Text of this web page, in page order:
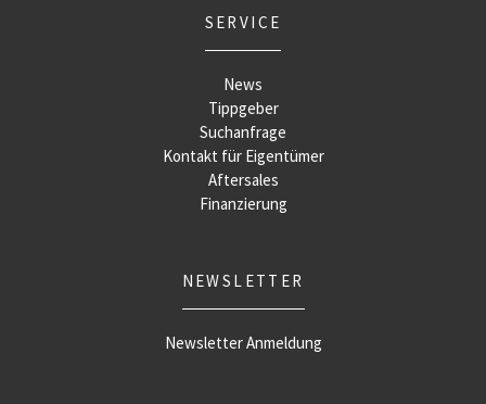
SERVICE
News
Tippgeber
Suchanfrage
Kontakt für Eigentümer
Aftersales
Finanzierung
NEWSLETTER
Newsletter Anmeldung